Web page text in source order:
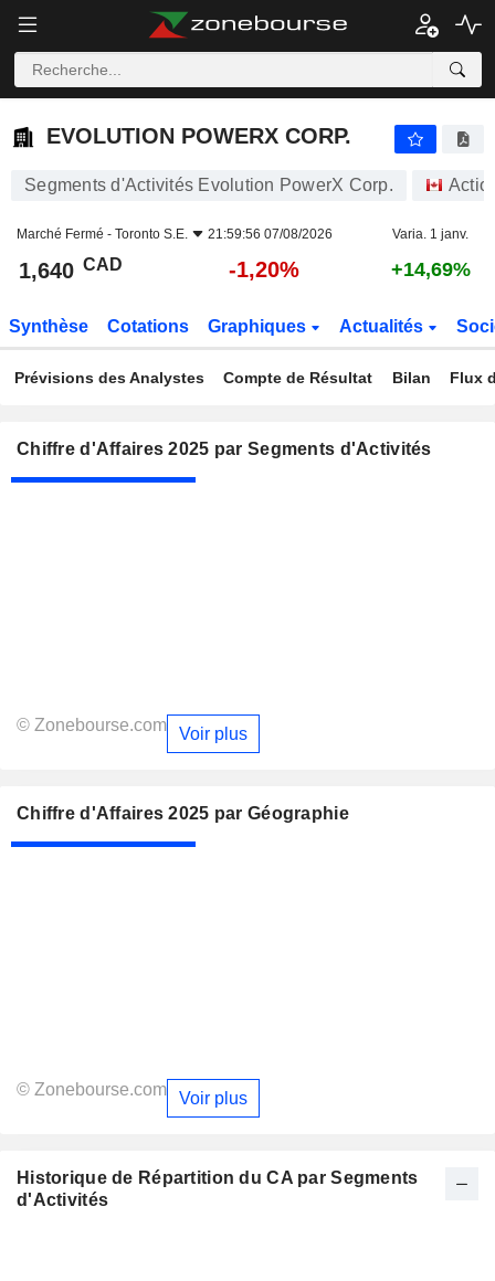
EVOLUTION POWERX CORP.
EVOLUTION POWERX CORP.
Segments d'Activités Evolution PowerX Corp.
Marché Fermé - Toronto S.E. 21:59:56 07/08/2026 Varia. 1 janv.
1,640 CAD -1,20% +14,69%
Synthèse Cotations Graphiques Actualités
Prévisions des Analystes Compte de Résultat Bilan Flux
Chiffre d'Affaires 2025 par Segments d'Activités
© Zonebourse.com Voir plus
Chiffre d'Affaires 2025 par Géographie
© Zonebourse.com Voir plus
Historique de Répartition du CA par Segments
d'Activités